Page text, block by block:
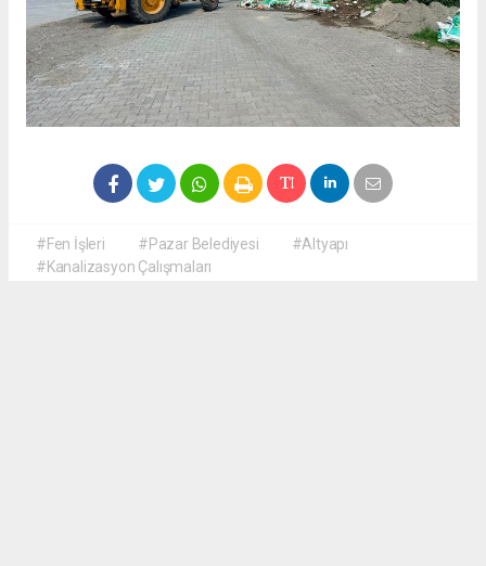
#Fen İşleri #Pazar Belediyesi
#Altyapı
#Kanalizasyon Çalışmaları